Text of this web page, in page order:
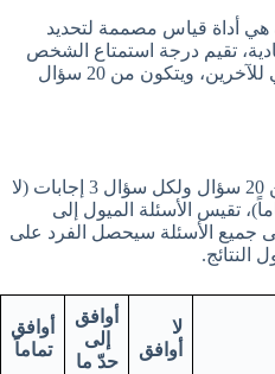
هي أداة قياس مصممة لتحديد
تقيم درجة استمتاع الشخص
بالتسبب في ألم جسدي أو عاطفي للآخرين، ويتكون من 20 سؤال
يتكون اختبار الشخصية السادية من 20 سؤال ولكل سؤال 3 إجابات (لا
تقيس الأسئلة الميول إلى
جميع الأسئلة سيحصل الفرد على
لا
أوافق
أوافق
إلى
حدّ ما
أوافق
تماماً